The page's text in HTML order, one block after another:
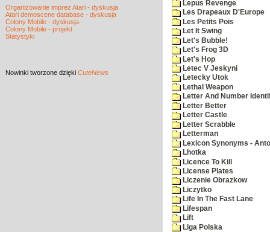
Organizowanie imprez Atari - dyskusja
Atari demoscene database - dyskusja
Colony Mobile - dyskusja
Colony Mobile - projekt
Statystyki
Nowinki tworzone dzięki CuteNews
Lepus Revenge
Les Drapeaux D'Europe
Les Petits Pois
Let It Swing
Let's Bubble!
Let's Frog 3D
Let's Hop
Letec V Jeskyni
Letecky Utok
Lethal Weapon
Letter And Number
Letter Better
Letter Castle
Letter Scrabble
Letterman
Lexicon Synonyms -
Lhotka
Licence To Kill
License Plates
Liczenie Obrazkow
Liczytko
Life In The Fast Lane
Lifespan
Lift
Liga Polska